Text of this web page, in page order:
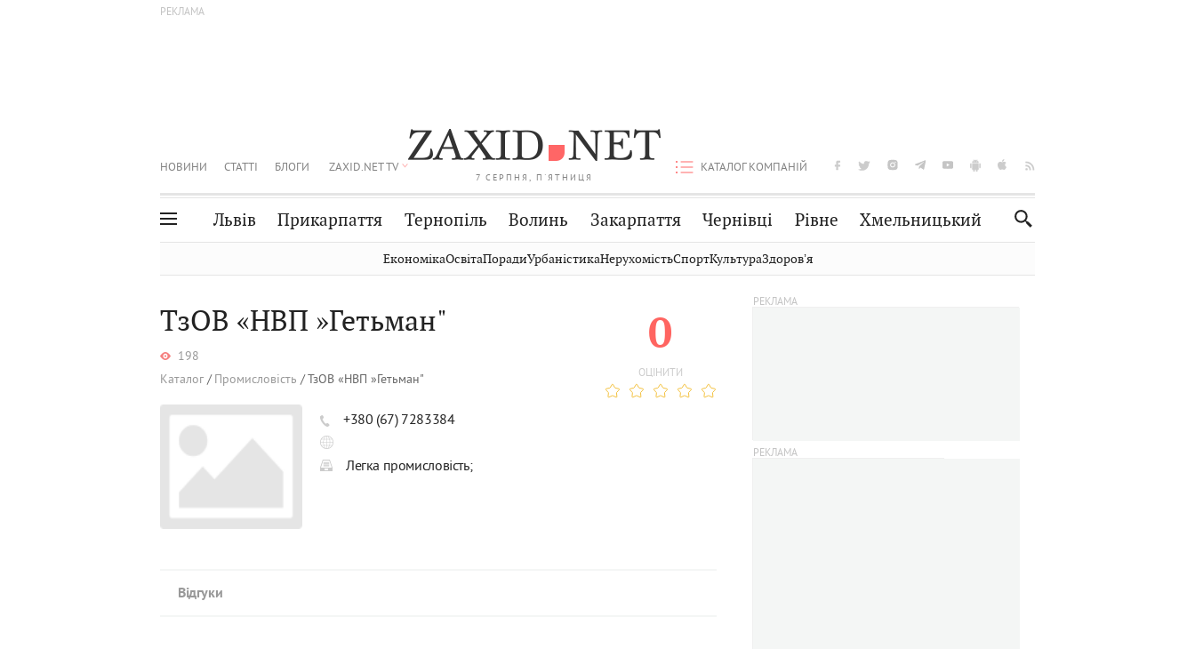
7 СЕРПНЯ, П'ЯТНИЦЯ
НОВИНИ СТАТТІ БЛОГИ ZAXID.NET TV КАТАЛОГ КОМПАНІЙ
Львів Прикарпаття Тернопіль Волинь Закарпаття Чернівці Рівне Хмельницький
Волинь
Закарпаття
Чернівці
Стрий
Хмельницький
Публікації Авто Словко
ЕкономікаОсвітаПорадиУрбаністикаНерухомістьСпортКультураЗдоровʼя
ТзОВ «НВП »Гетьман"
198
Каталог
Промисловість ТзОВ «НВП »Гетьман"
+380 (67) 7283384
Легка промисловість;
0
ОЦІНИТИ
Відгуки